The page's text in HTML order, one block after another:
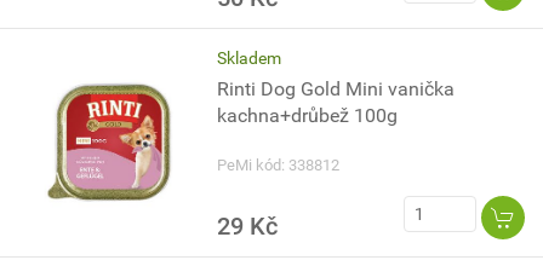
Skladem
Rinti Dog Gold Mini vanička
kachna+drůbež 100g
PeMi kód: 338812
29 Kč